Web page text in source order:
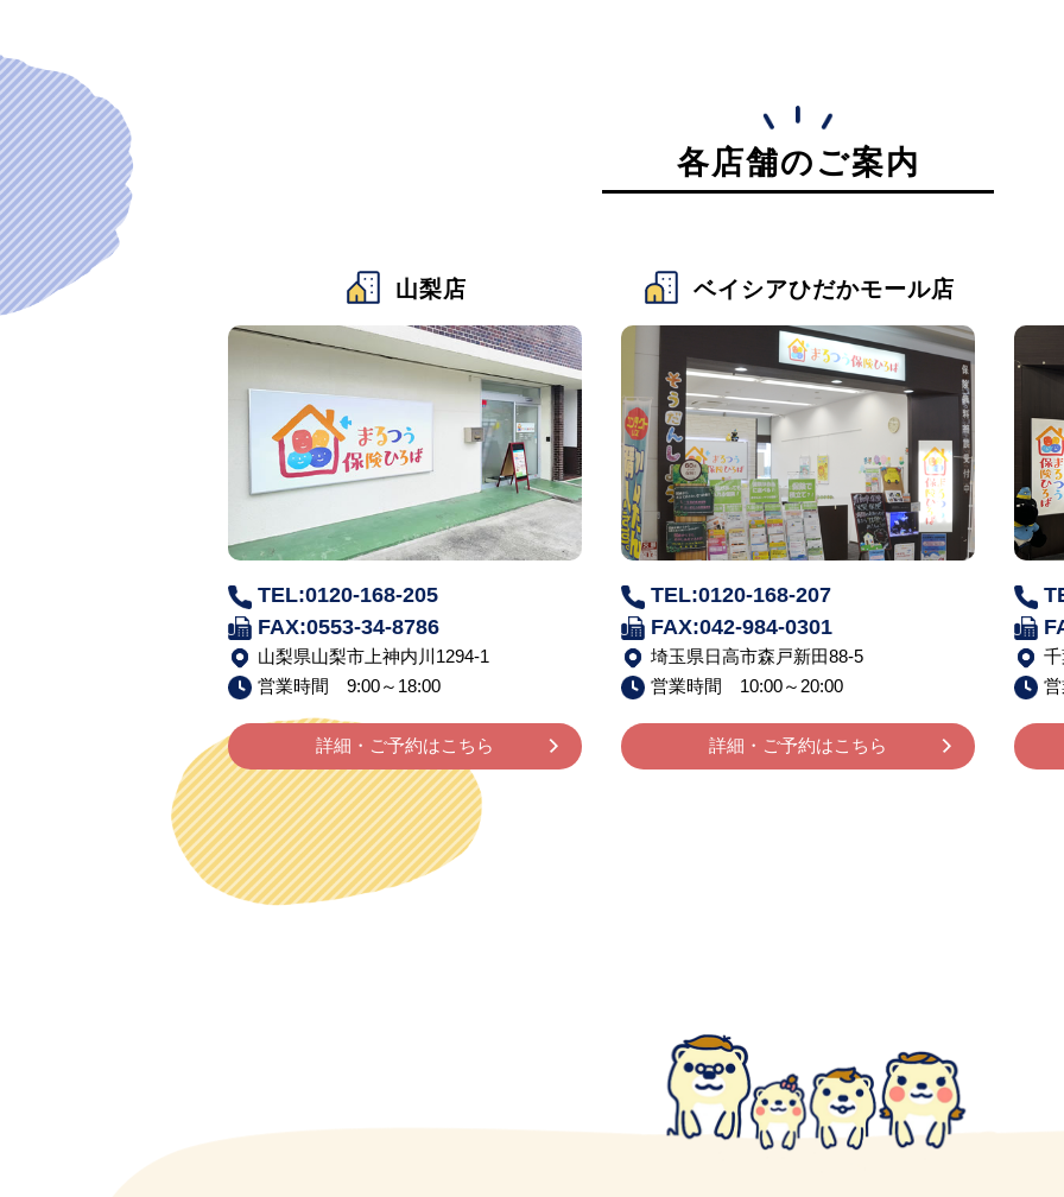
各店舗のご案内
山梨店
TEL:0120-168-205
FAX:0553-34-8786
山梨県山梨市上神内川1294-1
営業時間 9:00～18:00
詳細・ご予約はこちら
ベイシアひだかモール店
TEL:0120-168-207
FAX:042-984-0301
埼玉県日高市森戸新田88-5
営業時間 10:00～20:00
詳細・ご予約はこちら